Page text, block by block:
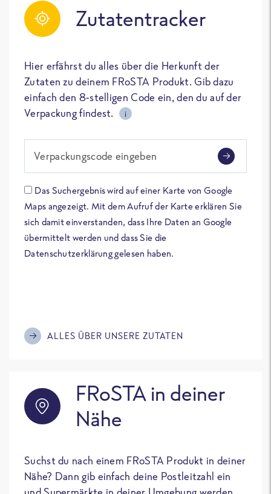
Zutatentracker
Hier erfährst du alles über die Herkunft der
Zutaten zu deinem FRoSTA Produkt. Gib dazu
einfach den 8-stelligen Code ein, den du auf der
Verpackung findest.
i
Verpackungscode eingeben
Das Suchergebnis wird auf einer Karte von Google
Maps angezeigt. Mit dem Aufruf der Karte erklären Sie
sich damit einverstanden, dass Ihre Daten an Google
übermittelt werden und dass Sie die
Datenschutzerklärung gelesen haben.
ALLES ÜBER UNSERE ZUTATEN
FRoSTA in deiner
Nähe
Suchst du nach einem FRoSTA Produkt in deiner
Nähe? Dann gib einfach deine Postleitzahl ein